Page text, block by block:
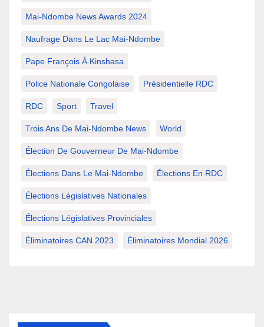
Mai-Ndombe News Awards 2024
Naufrage Dans Le Lac Mai-Ndombe
Pape François À Kinshasa
Police Nationale Congolaise Présidentielle RDC
RDC Sport Travel
Trois Ans De Mai-Ndombe News World
Élection De Gouverneur De Mai-Ndombe
Élections Dans Le Mai-Ndombe Élections En RDC
Élections Législatives Nationales
Élections Législatives Provinciales
Éliminatoires CAN 2023 Éliminatoires Mondial 2026